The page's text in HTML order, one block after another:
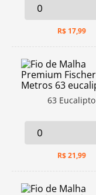
R$ 17,99
63 Eucalipto
R$21,99